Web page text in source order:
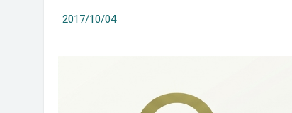
2017/10/04